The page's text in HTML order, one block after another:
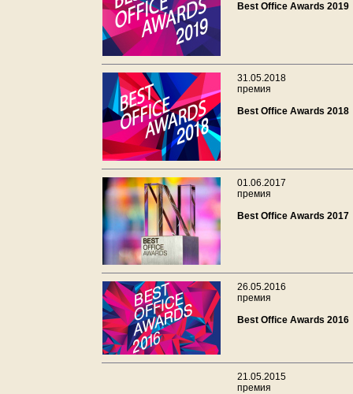
Best Office Awards 2019
31.05.2018
премия
Best Office Awards 2018
01.06.2017
премия
Best Office Awards 2017
26.05.2016
премия
Best Office Awards 2016
21.05.2015
премия